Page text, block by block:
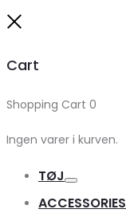
Cart
Shopping Cart 0
Ingen varer i kurven.
TØJ
ACCESSORIES